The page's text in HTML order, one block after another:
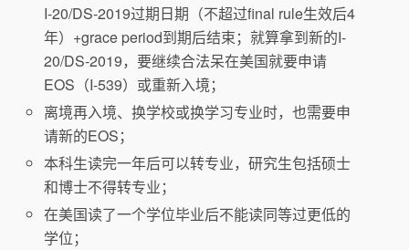
I-20/DS-2019过期日期（不超过final rule生效后4
年）+grace period到期后结束；就算拿到新的I-
20/DS-2019，要继续合法呆在美国就要申请
EOS（I-539）或重新入境；
离境再入境、换学校或换学习专业时，也需要申
请新的EOS；
本科生读完一年后可以转专业，研究生包括硕士
和博士不得转专业；
在美国读了一个学位毕业后不能读同等过更低的
学位；